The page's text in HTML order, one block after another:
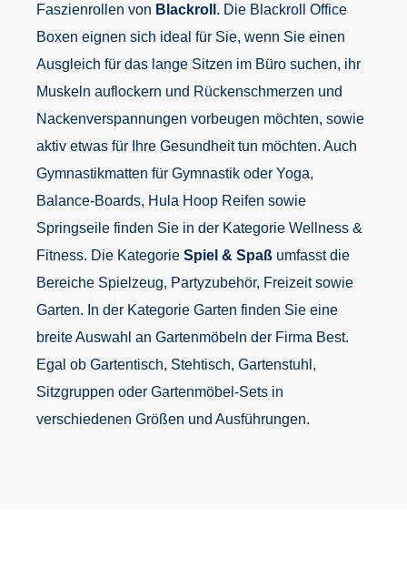
Faszienrollen von Blackroll . Die Blackroll Office
Boxen eignen sich ideal für Sie, wenn Sie einen
Ausgleich für das lange Sitzen im Büro suchen, ihr
Muskeln auflockern und Rückenschmerzen und
Nackenverspannungen vorbeugen möchten, sowie
aktiv etwas für Ihre Gesundheit tun möchten. Auch
Gymnastikmatten für Gymnastik oder Yoga,
Balance-Boards, Hula Hoop Reifen sowie
Springseile finden Sie in der Kategorie Wellness &
Fitness. Die Kategorie Spiel & Spaß umfasst die
Bereiche Spielzeug, Partyzubehör, Freizeit sowie
Garten. In der Kategorie Garten finden Sie eine
breite Auswahl an Gartenmöbeln der Firma Best.
Egal ob Gartentisch, Stehtisch, Gartenstuhl,
Sitzgruppen oder Gartenmöbel-Sets in
verschiedenen Größen und Ausführungen.